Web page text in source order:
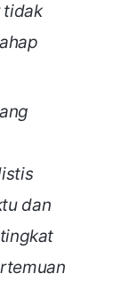
tidak
dan